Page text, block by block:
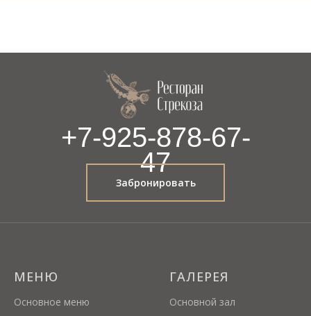
+7-925-878-67-
47
Забронировать
МЕНЮ
Основное меню
ГАЛЕРЕЯ
Основной зал